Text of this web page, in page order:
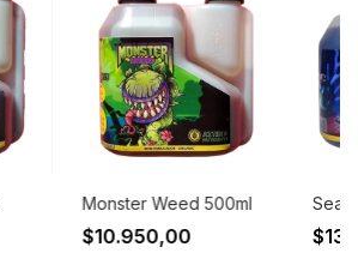
Monster Weed 500ml
$10.950,00
Sea